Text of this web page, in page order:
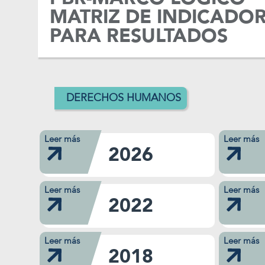
Saber más Saber más
MATRIZ DE
PARA RESULTADOS
DERECHOS HUMANOS
2026
Leer más Leer más
2022
Leer más Leer más
2018
Leer más Leer más